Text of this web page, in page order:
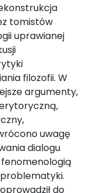
tomistów
uprawianej
filozofii. W
argumenty,
uwagę
dialogu
do